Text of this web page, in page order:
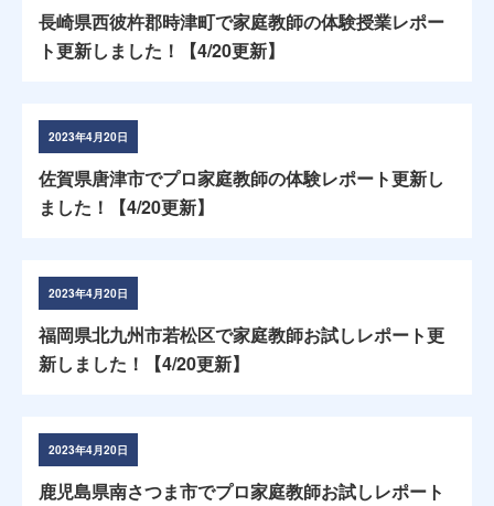
長崎県西彼杵郡時津町で家庭教師の体験授業レポー
ト更新しました！【4/20更新】
2023年4月20日
佐賀県唐津市でプロ家庭教師の体験レポート更新し
ました！【4/20更新】
2023年4月20日
福岡県北九州市若松区で家庭教師お試しレポート更
新しました！【4/20更新】
2023年4月20日
鹿児島県南さつま市でプロ家庭教師お試しレポート